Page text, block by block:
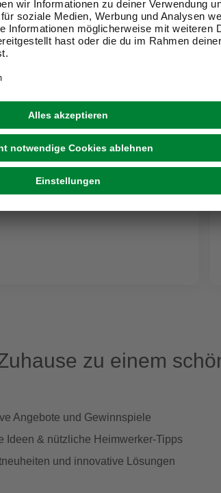
2.5x4x12.5 cm rot/weiss
zu einem
Angebote und Gewinnspiele
Ideen & nützliche Heimwerker-Tipps
und innovative Lösungen